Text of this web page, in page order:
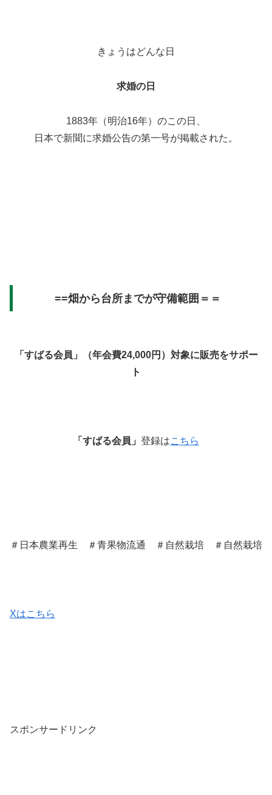
きょうはどんな日
求婚の日
1883年（明治16年）のこの日、
日本で新聞に求婚公告の第一号が掲載された。
==畑から台所までが守備範囲＝＝
「すばる会員」（年会費24,000円）対象に販売をサポー
ト
「すばる会員」 登録はこちら
＃ 日本農業再生 ＃青果物流通 ＃自然栽培 ＃自然栽培
Xはこちら
スポンサードリンク